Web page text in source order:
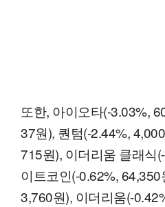
또한, 아이오타(-3.03%,
37원), 퀀텀(-2.44%,
715원), 이더리움 클래식
이트코인(-0.62%,
3,760원), 이더리움(-